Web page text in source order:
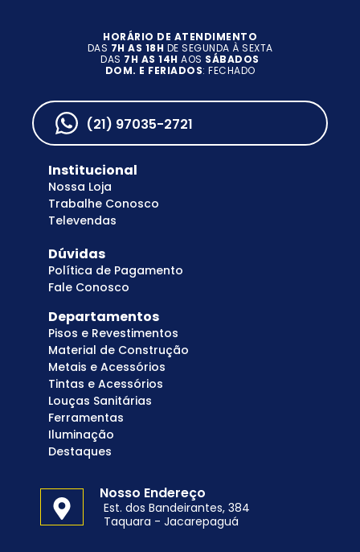
HORÁRIO DE ATENDIMENTO
DAS 7H AS 18H DE SEGUNDA À SEXTA
DAS 7H AS 14H AOS SÁBADOS
DOM. E FERIADOS: FECHADO
(21) 97035-2721
Institucional
Nossa Loja
Trabalhe Conosco
Televendas
Dúvidas
Política de Pagamento
Fale Conosco
Departamentos
Pisos e Revestimentos
Material de Construção
Metais e Acessórios
Tintas e Acessórios
Louças Sanitárias
Ferramentas
Iluminação
Destaques
Nosso Endereço
Est. dos Bandeirantes, 384
Taquara - Jacarepaguá